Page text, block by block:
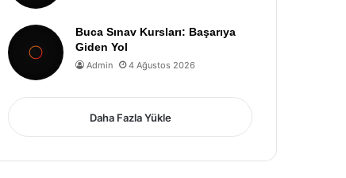
Buca Sınav Kursları: Başarıya
Giden Yol
Admin 4 Ağustos 2026
Daha Fazla Yükle